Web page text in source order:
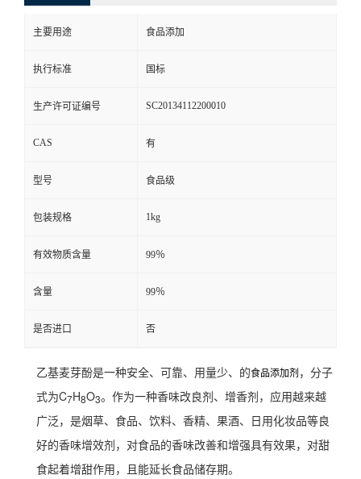
主要用途 食品添加
执行标准 国标
生产许可证编号 SC20134112200010
CAS 有
型号 食品级
包装规格 1kg
有效物质含量 99％
含量 99％
是否进口 否
乙基麦芽酚是一种安全、可靠、用量少、的食品添加剂 ，分子
式为C7H8O3。作为一种香味改良剂、增香剂，应用越来越
广泛，是烟草、食品、饮料、香精、果酒、日用化妆品等良
好的香味增效剂，对食品的香味改善和增强具有效果，对甜
食起着增甜作用，且能延长食品储存期。